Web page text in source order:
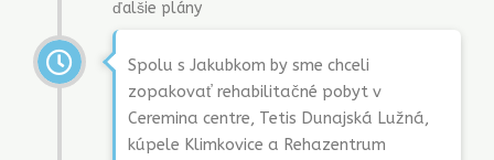
ďalšie plány
Spolu s Jakubkom by sme chceli
zopakovať rehabilitačné pobyt v
Ceremina centre, Tetis Dunajská Lužná,
kúpele Klimkovice a Rehazentrum